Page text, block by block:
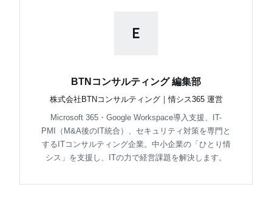
E
BTNコンサルティング 編集部
株式会社BTNコンサルティング｜情シス365 運営
Microsoft 365・Google Workspace導入支援、IT-
PMI（M&A後のIT統合）、セキュリティ対策を専門と
するITコンサルティング企業。中小企業の「ひとり情
シス」を支援し、ITの力で経営課題を解決します。